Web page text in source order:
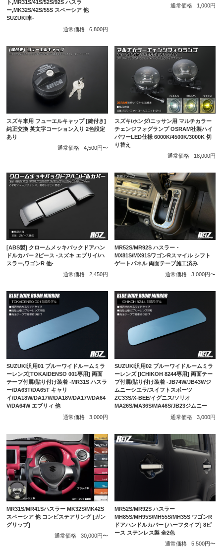
ト,MR31S/41S/52S/92S ハスラ
ー,MK32S/42S/55S スペーシア 他
SUZUKI車-
通常価格
6,800円
通常価格
1,000円
スズキ車用 フューエルキャップ [鍵付き]
純正交換 英文字コーション入り 2色設定
あり
通常価格
4,500円〜
スズキ/ホンダ/ニッサン用 マルチカラー
チェンジフォグランプ OSRAM社製ハイ
パワーLED仕様 6000K/4500K/3000K 切
り替え
通常価格
18,000円
[ABS製] クロームメッキバックドアハン
ドルカバー 2ピース -スズキ エブリイ/ハ
スラー,ワゴンR 他-
通常価格
2,450円
MR52S/MR92S ハスラー・
MX81S/MX91SワゴンRスマイル シフト
ゲートパネル 両面テープ施工済み
通常価格
3,000円〜
SUZUKI汎用01 ブルーワイドルームミラ
ーレンズ[TOKAIDENSO 001専用] 両面
テープ付属/貼り付け装着 -MR31S ハスラ
ー/DA63T/DA65T キャリ
イ/DA18W/DA17W/DA18V/DA17V/DA64
V/DA64W エブリィ 他
通常価格
3,000円
SUZUKI汎用02 ブルーワイドルームミラ
ーレンズ [ICHIKOH 8244専用] 両面テー
プ付属/貼り付け装着 -JB74W/JB43Wジ
ムニーシエラ/スイフトスポーツ
ZC33S/X-BEE/イグニス/ソリオ
MA26S/MA36S/MA46S/JB23ジムニー
通常価格
3,000円
MR31S/MR41Sハスラー MK32S/MK42S
スペーシア 他 コンビステアリング [ガン
グリップ]
通常価格
30,000円〜
MR52S/MR92S ハスラー
MH85S/MH95S/MH55S/MH35S ワゴンR
ドアハンドルカバー [ハーフタイプ] 8ピ
ース ステンレス製 全2色
通常価格
5,500円〜